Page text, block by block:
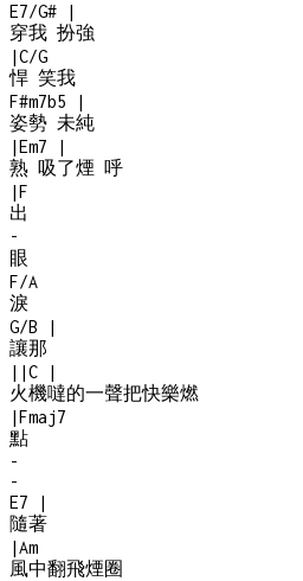
E7/G#
|
穿我 扮強
|C/G
悍 笑我
F#m7b5
|
姿勢 未純
|Em7
|
熟 吸了煙 呼
|F
出
-
眼
F/A
淚
G/B
|
讓那
| |C
|
火機噠的一聲把快樂燃
|Fmaj7
點
-
-
E7
|
隨著
|Am
風中翻飛煙圈